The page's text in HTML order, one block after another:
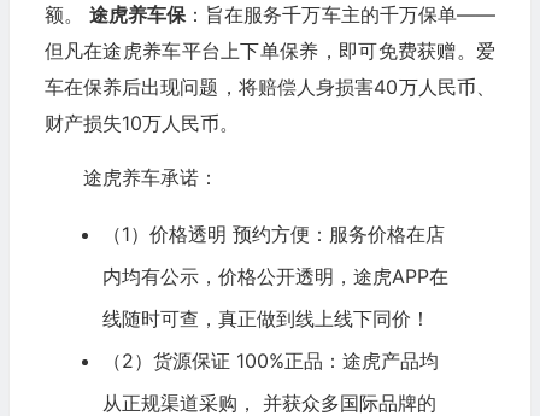
额。 途虎养车保 ：旨在服务千万车主的千万保单——
但凡在途虎养车平台上下单保养，即可免费获赠。爱
车在保养后出现问题，将赔偿人身损害40万人民币、
财产损失10万人民币。
途虎养车承诺：
（1）价格透明 预约方便：服务价格在店
内均有公示，价格公开透明，途虎APP在
线随时可查，真正做到线上线下同价！
（2）货源保证 100%正品：途虎产品均
从正规渠道采购， 并获众多国际品牌的